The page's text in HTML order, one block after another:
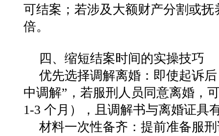
可结案；若涉及大额财产分割或
倍。
四、缩短结案时间的实操技巧
优先选择调解离婚 ：即使起诉
中调解” ，若服刑人员同意离婚，
1-3 个月），且调解书与离婚证具
材料一次性备齐 ：提前准备服